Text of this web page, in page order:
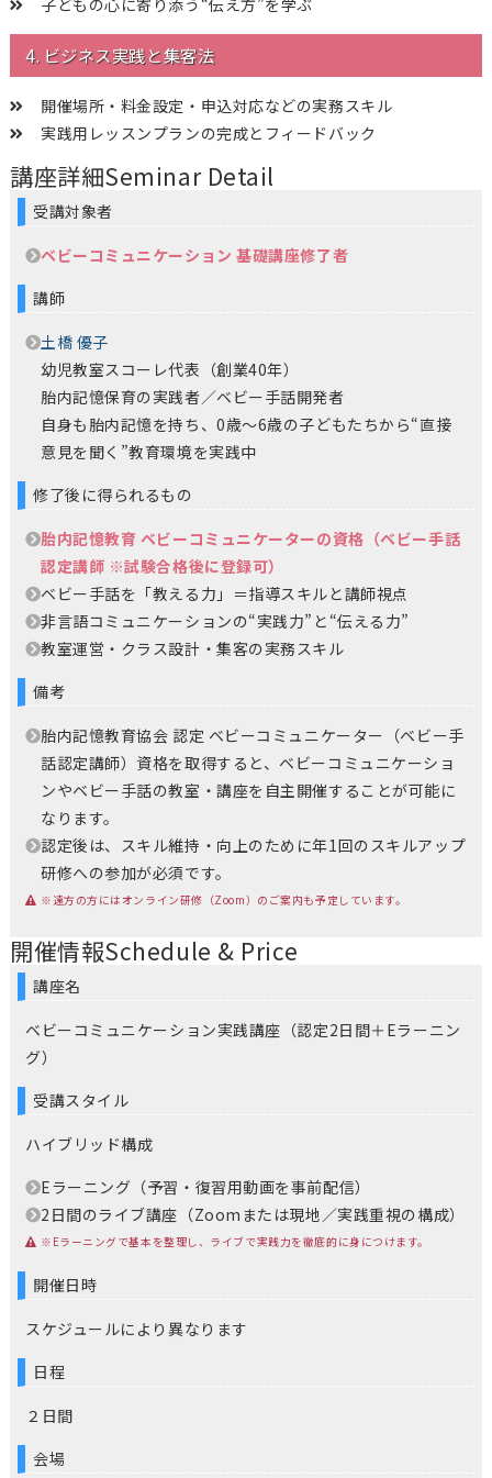
4. ビジネス実践と集客法
開催場所・料金設定・申込対応などの実務スキル
実践用レッスンプランの完成とフィードバック
講座詳細Seminar Detail
受講対象者
ベビーコミュニケーション 基礎講座修了者
講師
土橋 優子
幼児教室スコーレ代表（創業40年）
胎内記憶保育の実践者／ベビー手話開発者
自身も胎内記憶を持ち、0歳〜6歳の子どもたちから“直接
意見を聞く”教育環境を実践中
修了後に得られるもの
胎内記憶教育 ベビーコミュニケーターの資格（ベビー手話
認定講師 ※試験合格後に登録可）
ベビー手話を「教える力」＝指導スキルと講師視点
非言語コミュニケーションの“実践力”と“伝える力”
教室運営・クラス設計・集客の実務スキル
備考
胎内記憶教育協会 認定 ベビーコミュニケーター（ベビー手
話認定講師）資格を取得すると、ベビーコミュニケーショ
ンやベビー手話の教室・講座を自主開催することが可能に
なります。
認定後は、スキル維持・向上のために年1回のスキルアップ
研修への参加が必須です。
※遠方の方にはオンライン研修（Zoom）のご案内も予定しています。
開催情報Schedule & Price
講座名
ベビーコミュニケーション実践講座（認定2日間＋Eラーニン
グ）
受講スタイル
ハイブリッド構成
Eラーニング（予習・復習用動画を事前配信）
2日間のライブ講座（Zoomまたは現地／実践重視の構成）
※Eラーニングで基本を整理し、ライブで実践力を徹底的に身につけます。
開催日時
スケジュールにより異なります
日程
２日間
会場